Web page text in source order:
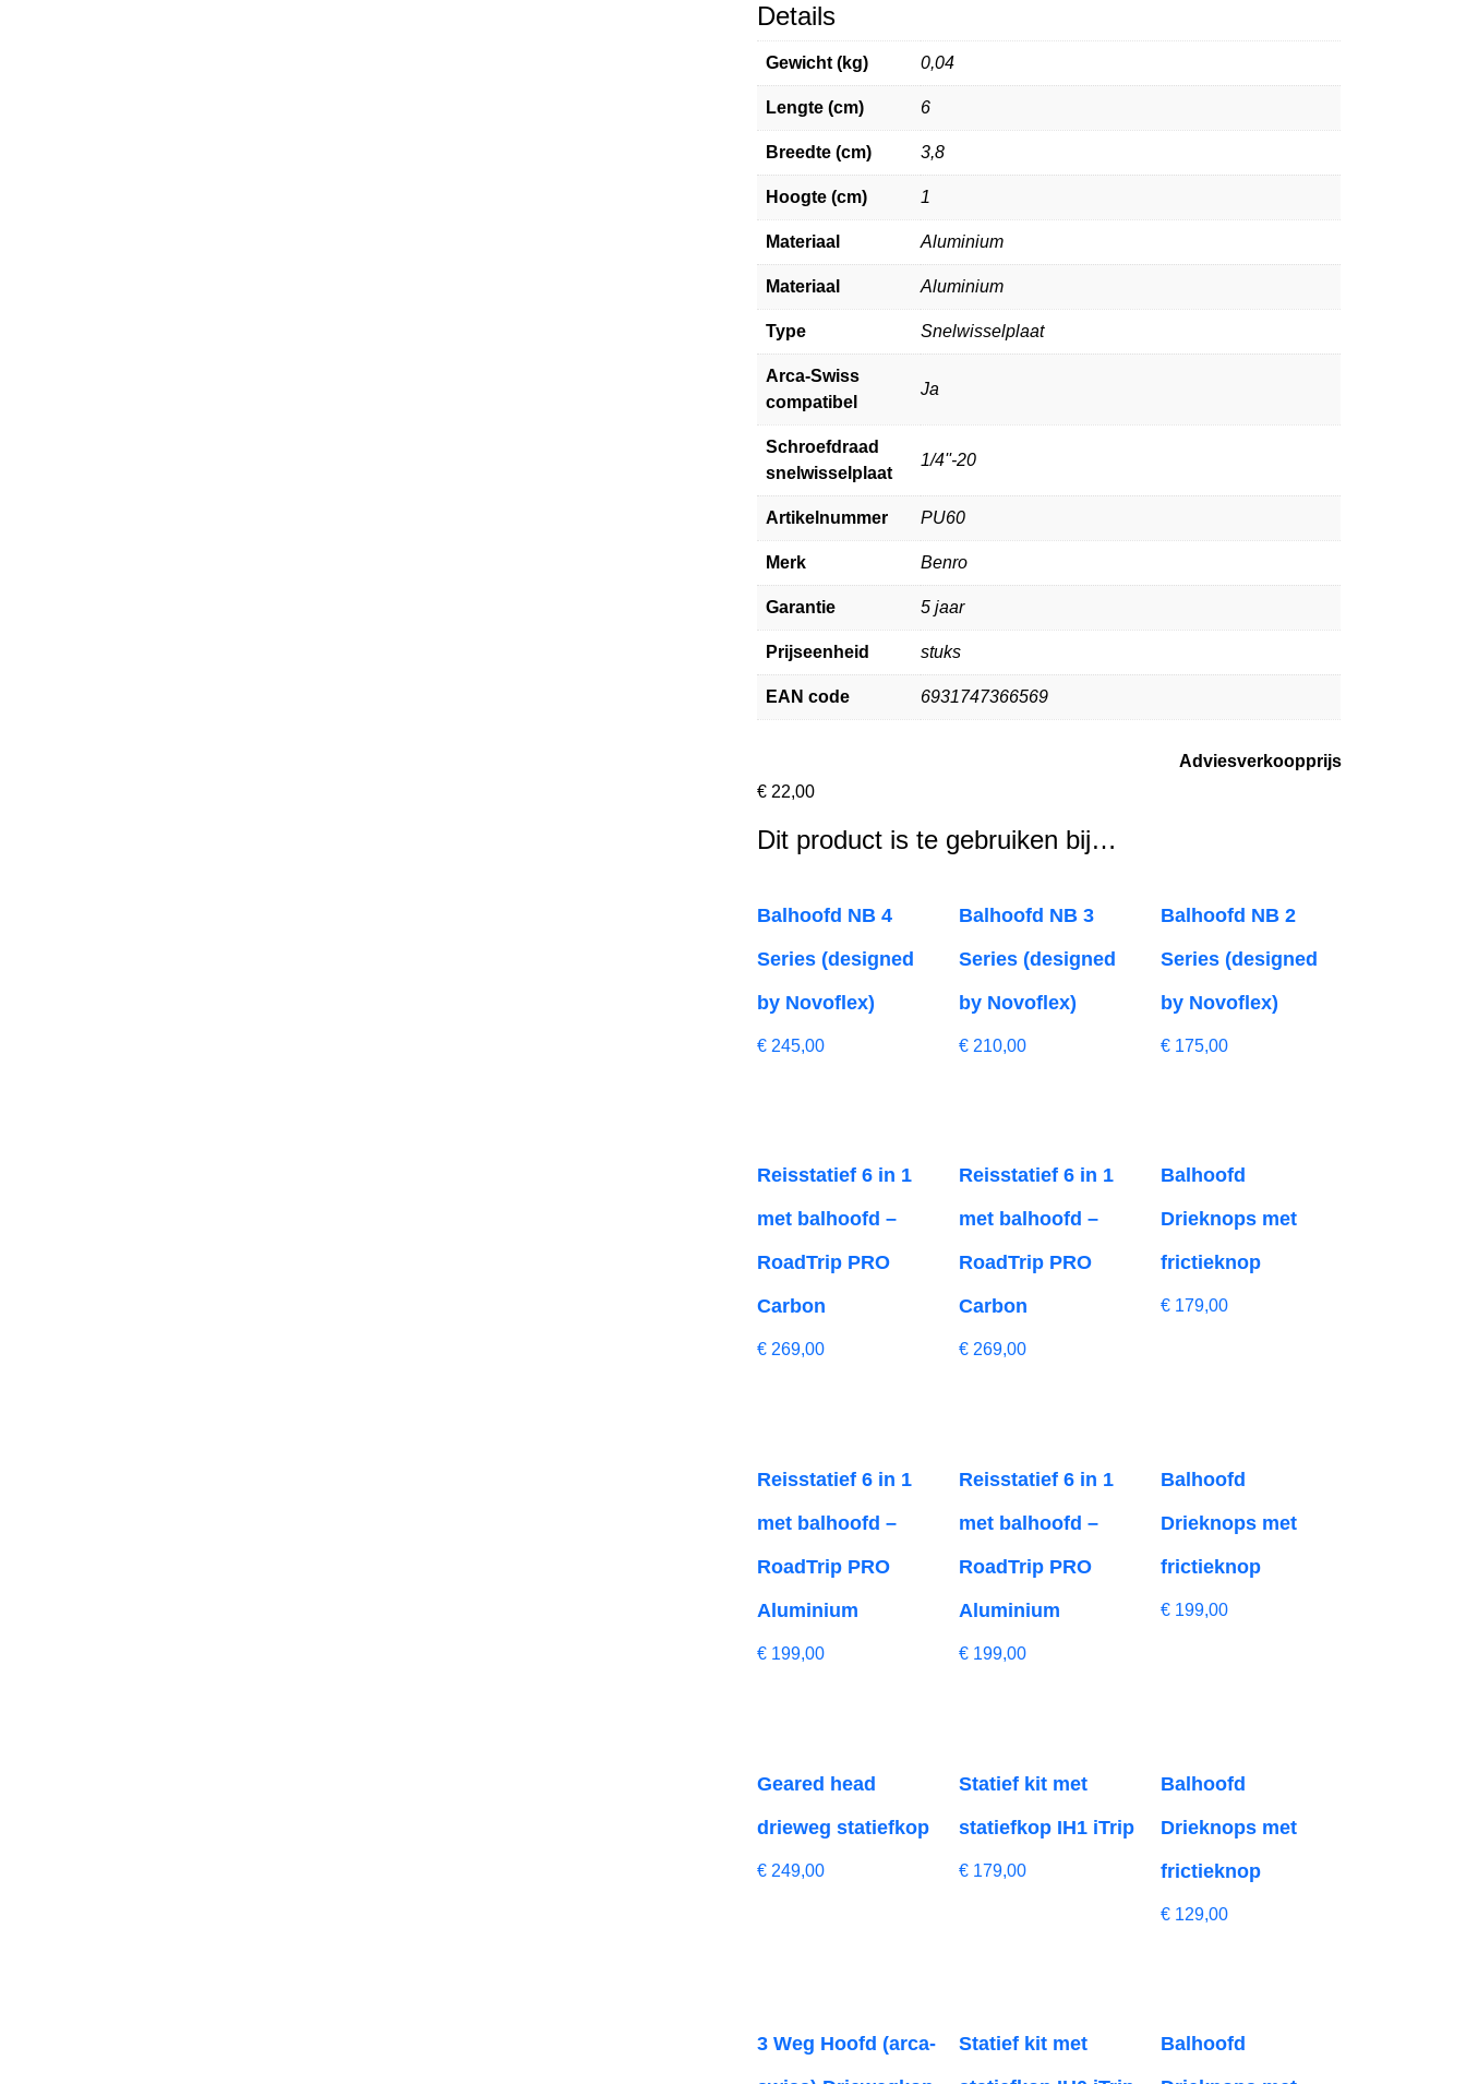
Details
Gewicht (kg) 0,04
Lengte (cm) 6
Breedte (cm) 3,8
Hoogte (cm) 1
Materiaal Aluminium
Materiaal Aluminium
Type Snelwisselplaat
Arca-Swiss
compatibel
Ja
Schroefdraad
snelwisselplaat
1/4''-20
Artikelnummer PU60
Merk Benro
Garantie 5 jaar
Prijseenheid stuks
EAN code 6931747366569
Adviesverkoopprijs
€ 22,00
Dit product is te gebruiken bij…
Balhoofd NB 4
Series (designed
by Novoflex)
€ 245,00
Balhoofd NB 3
Series (designed
by Novoflex)
€ 210,00
Balhoofd NB 2
Series (designed
by Novoflex)
€ 175,00
Reisstatief 6 in 1
met balhoofd –
RoadTrip PRO
Carbon
€ 269,00
Reisstatief 6 in 1
met balhoofd –
RoadTrip PRO
Carbon
€ 269,00
Balhoofd
Drieknops met
frictieknop
€ 179,00
Reisstatief 6 in 1
met balhoofd –
RoadTrip PRO
Aluminium
€ 199,00
Reisstatief 6 in 1
met balhoofd –
RoadTrip PRO
Aluminium
€ 199,00
Balhoofd
Drieknops met
frictieknop
€ 199,00
Geared head
drieweg statiefkop
€ 249,00
Statief kit met
statiefkop IH1 iTrip
€ 179,00
Balhoofd
Drieknops met
frictieknop
€ 129,00
3 Weg Hoofd (arca-
Statief kit met
Balhoofd